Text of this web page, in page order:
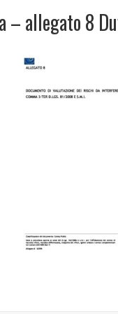
– allegato 8